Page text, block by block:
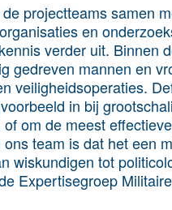
projectteams samen
en
verder uit. Binnen
gedreven mannen en
veiligheidsoperaties.
in bij
om de meest
team is dat het een
wiskundigen tot
Expertisegroep